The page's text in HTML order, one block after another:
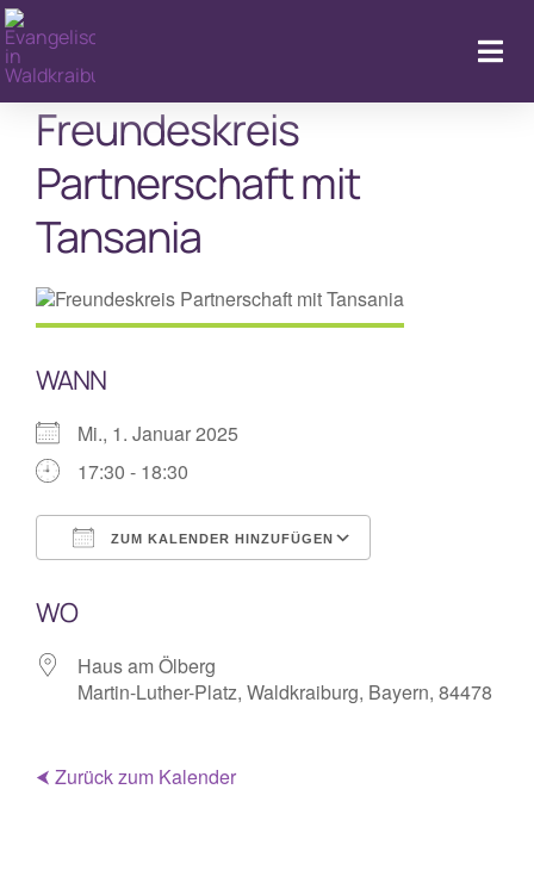
Zum
Inhalt
springen
Freundeskreis
Partnerschaft mit
Tansania
WANN
Mi., 1. Januar 2025
17:30 - 18:30
ZUM KALENDER HINZUFÜGEN
WO
Haus am Ölberg
Martin-Luther-Platz, Waldkraiburg, Bayern, 84478
⮜ Zurück zum Kalender